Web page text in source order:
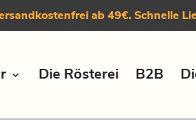
ab 49€. Schnelle
Die Rösterei B2B